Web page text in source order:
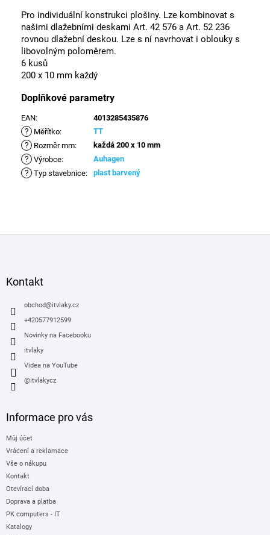
Pro individuální konstrukci plošiny. Lze kombinovat s
našimi dlažebními deskami Art. 42 576 a Art. 52 236
rovnou dlažební deskou. Lze s ní navrhovat i oblouky s
libovolným poloměrem.
6 kusů
200 x 10 mm každý
Doplňkové parametry
EAN: 4013285435876
? Měřítko: TT
? Rozměr mm: každá 200 x 10 mm
? Výrobce: Auhagen
? Typ stavebnice: plast barvený
Kontakt
obchod@itvlaky.cz
+420577912599
Novinky na Facebooku
itvlaky
Videa na YouTube
@itvlakycz
Informace pro vás
Můj účet
Vrácení a reklamace
Vše o nákupu
Kontakt
Otevírací doba
Doprava a platba
PK computers - IT
Katalogy